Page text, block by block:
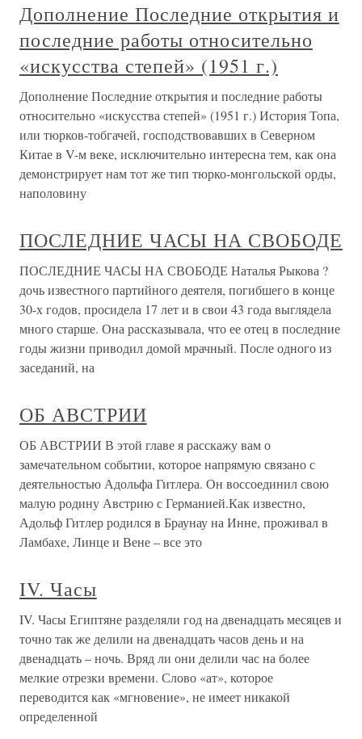
Дополнение Последние открытия и
последние работы относительно
«искусства степей» (1951 г.)
Дополнение Последние открытия и последние работы
относительно «искусства степей» (1951 г.) История Топа,
или тюрков-тобгачей, господствовавших в Северном
Китае в V-м веке, исключительно интересна тем, как она
демонстрирует нам тот же тип тюрко-монгольской орды,
наполовину
ПОСЛЕДНИЕ ЧАСЫ НА СВОБОДЕ
ПОСЛЕДНИЕ ЧАСЫ НА СВОБОДЕ Наталья Рыкова ?
дочь известного партийного деятеля, погибшего в конце
30-х годов, просидела 17 лет и в свои 43 года выглядела
много старше. Она рассказывала, что ее отец в последние
годы жизни приводил домой мрачный. После одного из
заседаний, на
ОБ АВСТРИИ
ОБ АВСТРИИ В этой главе я расскажу вам о
замечательном событии, которое напрямую связано с
деятельностью Адольфа Гитлера. Он воссоединил свою
малую родину Австрию с Германией.Как известно,
Адольф Гитлер родился в Браунау на Инне, проживал в
Ламбахе, Линце и Вене – все это
IV. Часы
IV. Часы Египтяне разделяли год на двенадцать месяцев и
точно так же делили на двенадцать часов день и на
двенадцать – ночь. Вряд ли они делили час на более
мелкие отрезки времени. Слово «ат», которое
переводится как «мгновение», не имеет никакой
определенной